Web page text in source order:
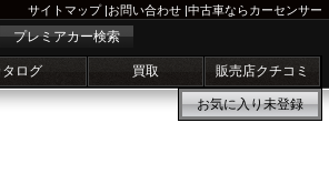
サイトマップ|お問い合わせ |中古車ならカーセンサー
プレミアカー検索
タログ 買取 販売店クチコミ
お気に入り未登録